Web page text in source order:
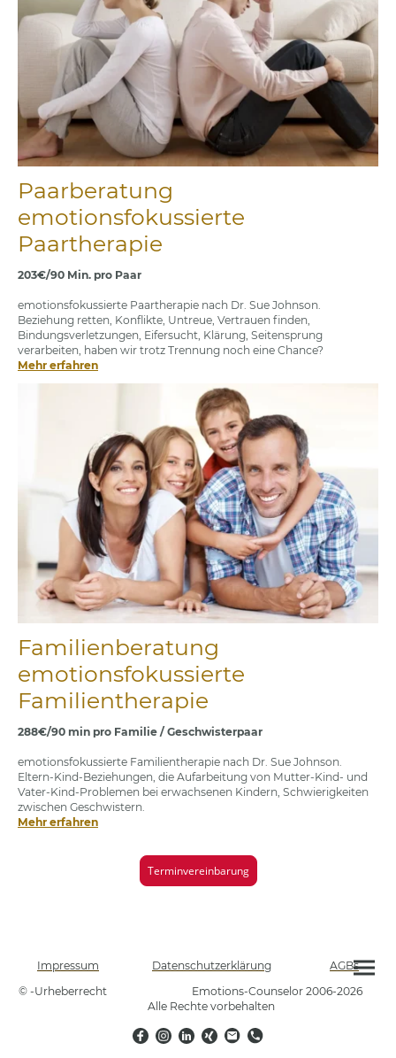
Paarberatung
emotionsfokussierte
Paartherapie
203€/90 Min. pro Paar
emotionsfokussierte Paartherapie nach Dr. Sue Johnson.
Beziehung retten, Konflikte, Untreue, Vertrauen finden,
Bindungsverletzungen, Eifersucht, Klärung, Seitensprung
verarbeiten, haben wir trotz Trennung noch eine Chance?
Mehr erfahren
Familienberatung
emotionsfokussierte
Familientherapie
288€/90 min pro Familie / Geschwisterpaar
emotionsfokussierte Familientherapie nach Dr. Sue Johnson.
Eltern-Kind-Beziehungen, die Aufarbeitung von Mutter-Kind- und
Vater-Kind-Problemen bei erwachsenen Kindern, Schwierigkeiten
zwischen Geschwistern.
Mehr erfahren
Terminvereinbarung
Impressum Datenschutzerklärung
AGBs
© -Urheberrecht Emotions-Counselor 2006-2026
Alle Rechte vorbehalten